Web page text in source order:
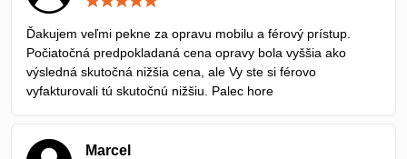
5
Ďakujem veľmi pekne za opravu mobilu a férový prístup.
Počiatočná predpokladaná cena opravy bola vyššia ako
výsledná skutočná nižšia cena, ale Vy ste si férovo
vyfakturovali tú skutočnú nižšiu. Palec hore
Marcel